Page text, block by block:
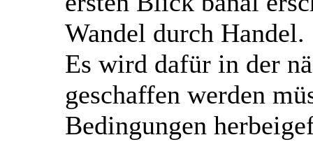
Wandel durch Handel.
Es wird dafür in der
geschaffen werden
Bedingungen